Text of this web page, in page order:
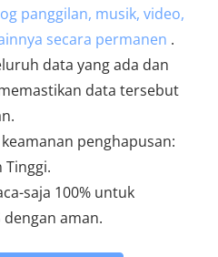
panggilan, musik, video,
secara permanen .
data yang ada dan
data tersebut
penghapusan:
Tinggi.
saja 100% untuk
aman.